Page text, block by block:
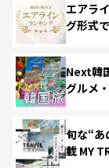
エアラ
グ形式
Next韓
グルメ
旬な“あ
載 MY